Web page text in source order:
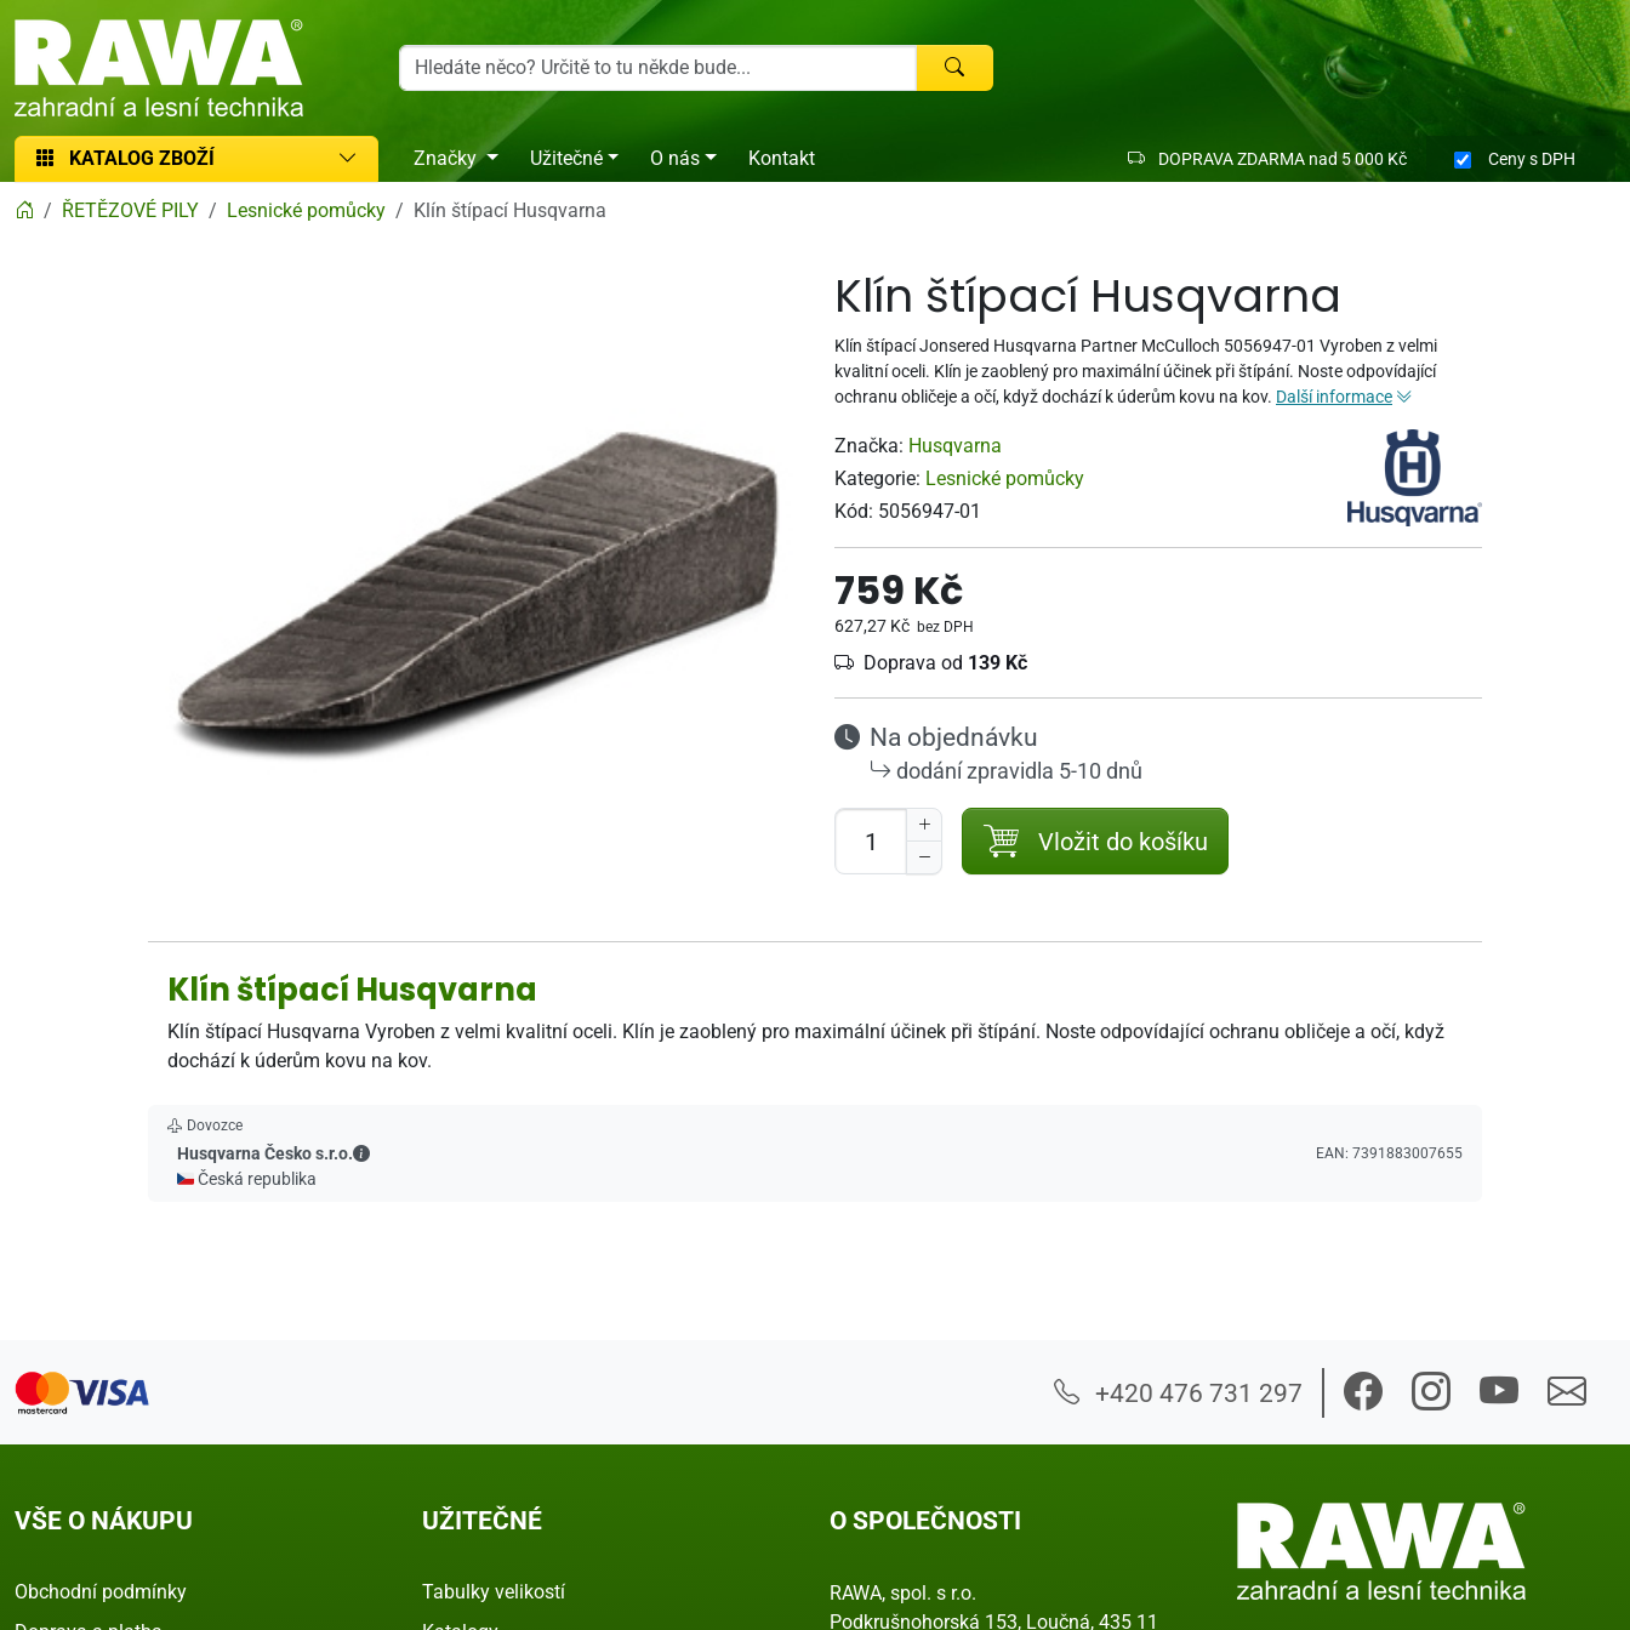
RAWA zahradní a lesní technika
KATALOG ZBOŽÍ Značky Užitečné O nás Kontakt DOPRAVA ZDARMA nad 5 000 Kč Cenys DPH
ŘETĚZOVÉ PILY Lesnické pomůcky Klín štípací Husqvarna
Klín štípací Husqvarna
Klín štípací Jonsered Husqvarna Partner McCulloch 5056947-01 Vyroben z velmi
kvalitní oceli. Klín je zaoblený pro maximální účinek při štípání. Noste odpovídající
ochranu obličeje a očí, když dochází k úderům kovu na kov. Další informace
Značka: Husqvarna
Kategorie: Lesnické pomůcky
Kód: 5056947-01
759 Kč
627,27 Kč bez DPH
Doprava od 139 Kč
Na objednávku
dodání zpravidla 5-10 dnů
Vložit do košíku
Klín štípací Husqvarna
Klín štípací Husqvarna Vyroben z velmi kvalitní oceli. Klín je zaoblený pro maximální účinek při štípání. Noste odpovídající ochranu obličeje a očí, když
dochází k úderům kovu na kov.
Dovozce
Husqvarna Česko s.r.o.
Husqvarna Česko s.r.o. - Kontaktní údaje
🇨🇿 Česká republika
EAN: 7391883007655
+420 476 731 297
VŠE O NÁKUPU
Obchodní podmínky
UŽITEČNÉ
Tabulky velikostí
O SPOLEČNOSTI
RAWA, spol. s r.o.
Podkrušnohorská 153, Loučná, 435 11